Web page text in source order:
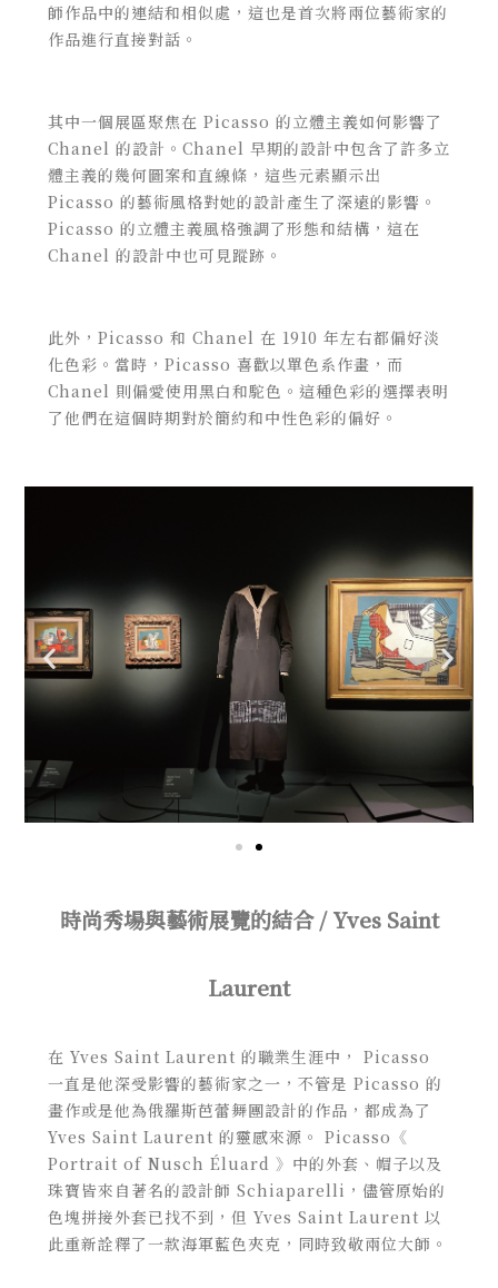
師作品中的連結和相似處，這也是首次將兩位藝術家的
作品進行直接對話。
其中一個展區聚焦在 Picasso 的立體主義如何影響了
Chanel 的設計。Chanel 早期的設計中包含了許多立
體主義的幾何圖案和直線條，這些元素顯示出
Picasso 的藝術風格對她的設計產生了深遠的影響。
Picasso 的立體主義風格強調了形態和結構，這在
Chanel 的設計中也可見蹤跡。
此外，Picasso 和 Chanel 在 1910 年左右都偏好淡
化色彩。當時，Picasso 喜歡以單色系作畫，而
Chanel 則偏愛使用黑白和駝色。這種色彩的選擇表明
了他們在這個時期對於簡約和中性色彩的偏好。
時尚秀場與藝術展覽的結合 / Yves Saint
Laurent
在 Yves Saint Laurent 的職業生涯中， Picasso
一直是他深受影響的藝術家之一，不管是 Picasso 的
畫作或是他為俄羅斯芭蕾舞團設計的作品，都成為了
Yves Saint Laurent 的靈感來源。 Picasso《
Portrait of Nusch Éluard 》中的外套、帽子以及
珠寶皆來自著名的設計師 Schiaparelli，儘管原始的
色塊拼接外套已找不到，但 Yves Saint Laurent 以
此重新詮釋了一款海軍藍色夾克，同時致敬兩位大師。